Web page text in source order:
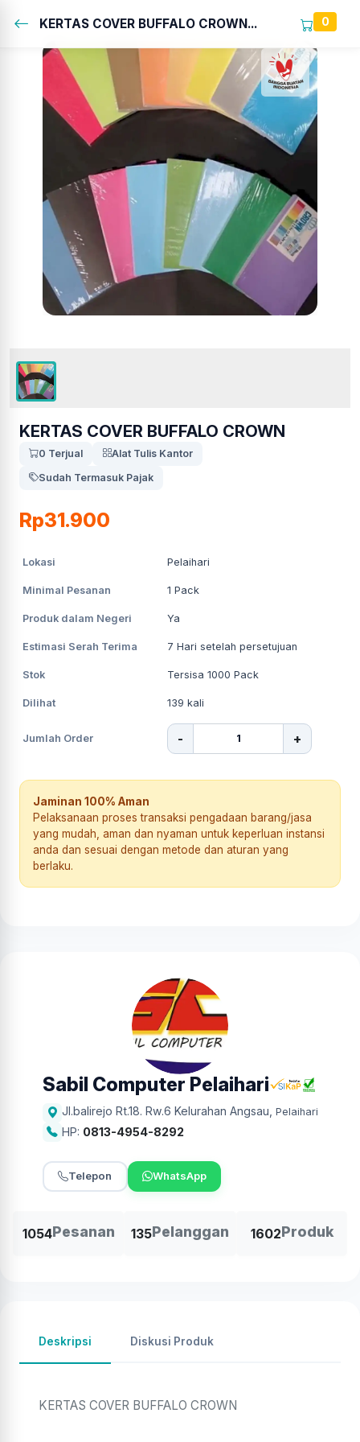
KERTAS COVER BUFFALO CROWN... 0
KERTAS COVER BUFFALO CROWN
0 Terjual
Alat Tulis Kantor
Sudah Termasuk Pajak
Rp31.900
Lokasi Pelaihari
Minimal Pesanan 1 Pack
Produk dalam Negeri Ya
Estimasi Serah Terima 7 Hari setelah persetujuan
Stok Tersisa 1000 Pack
Dilihat 139 kali
Jumlah Order - +
Jaminan 100% Aman
Pelaksanaan proses transaksi pengadaan barang/jasa
yang mudah, aman dan nyaman untuk keperluan instansi
anda dan sesuai dengan metode dan aturan yang
berlaku.
Sabil Computer Pelaihari
Jl.balirejo Rt.18. Rw.6 Kelurahan Angsau Pelaihari
HP: 0813-4954-8292
Telepon WhatsApp
1054Pesanan 135Pelanggan 1602Produk
Deskripsi Diskusi Produk
KERTAS COVER BUFFALO CROWN